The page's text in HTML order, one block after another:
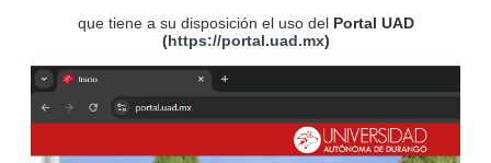
que tiene a su disposición el uso del Portal UAD
(https://portal.uad.mx)